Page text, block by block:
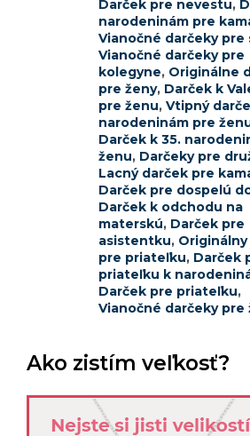
Darček pre nevestu,
narodeninám pre
Vianočné darčeky pre
Vianočné darčeky pre
kolegyne, Originálne
pre ženy, Darček k
pre ženu, Vtipný
narodeninám pre
Darček k 35.
ženu, Darčeky pre
Lacný darček pre
Darček pre dospelú
Darček k odchodu na
materskú, Darček pre
asistentku,
pre priateľku, Darček
priateľku k
Darček pre priateľku,
Vianočné darčeky pre
Ako zistím veľkosť?